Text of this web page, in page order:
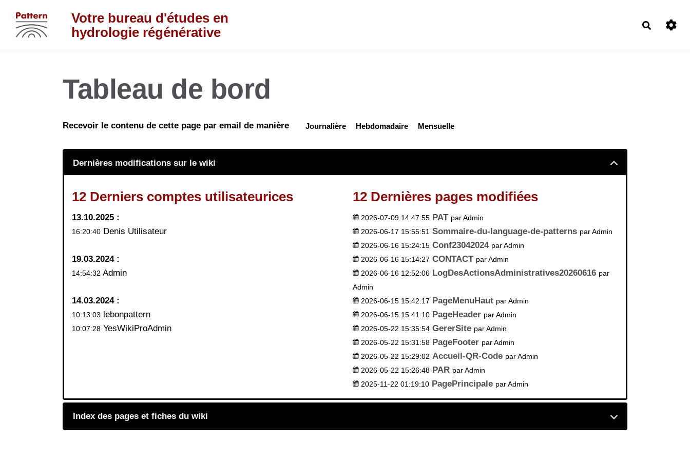
Aller au contenu principalVotre bureau d'études en
hydrologie régénérative
Tableau de bord
Recevoir le contenu de cette page par email de manière Journalière Hebdomadaire Mensuelle
Dernières modifications sur le wiki
12 Derniers comptes utilisateurices
13.10.2025 :
16:20:40 Denis Utilisateur
19.03.2024 :
14:54:32 Admin
14.03.2024 :
10:13:03 lebonpattern
10:07:28 YesWikiProAdmin
12 Dernières pages modifiées
2026-07-09 14:47:55 PAT par Admin
2026-06-17 15:55:51 Sommaire-du-language-de-patterns par Admin
2026-06-16 15:24:15 Conf23042024 par Admin
2026-06-16 15:14:27 CONTACT par Admin
2026-06-16 12:52:06 LogDesActionsAdministratives20260616 par
Admin
2026-06-15 15:42:17 PageMenuHaut par Admin
2026-06-15 15:41:10 PageHeader par Admin
2026-05-22 15:35:54 GererSite par Admin
2026-05-22 15:31:58 PageFooter par Admin
2026-05-22 15:29:02 Accueil-QR-Code par Admin
2026-05-22 15:26:48 PAR par Admin
2025-11-22 01:19:10 PagePrincipale par Admin
Index des pages et fiches du wiki